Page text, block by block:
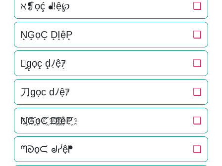
ℵ❡ọḉ ᖱ!ệ℘ ❏
N̝G̝ọC̝ D̝I̝ệP̝ ❏
刀̝g̝ọc̝ d̝ﾉ̝ệｱ̝ ❏
刀gọc dﾉệｱ ❏
N҈G҈ọC҈ D҈I҈ệP҈ ❏
ᘉᘐọᙅ ᖙᓮệᖰ ❏